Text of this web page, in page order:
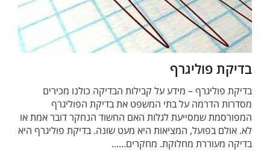
בדיקת פוליגרף
בדיקת פוליגרף – מידע על קבילות הבדיקה כולנו מכירים
מסדרות הדרמה על בתי המשפט את בדיקת הפוליגרף
המפורסמת שמסייעת לגלות האם החשוד הנחקר דובר אמת או
לא. אולם בפועל, המציאות היא מעט שונה. בדיקת פוליגרף היא
בדיקה מעוררת מחלוקת. מחקרים......